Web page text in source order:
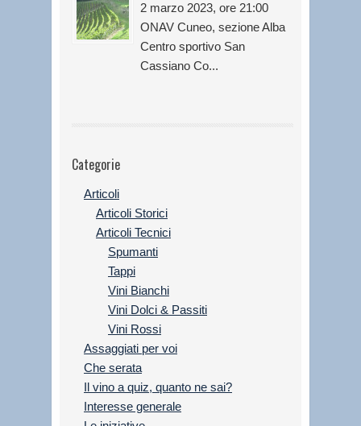
2 marzo 2023, ore 21:00
ONAV Cuneo, sezione Alba
Centro sportivo San
Cassiano Co...
Categorie
Articoli
Articoli Storici
Articoli Tecnici
Spumanti
Tappi
Vini Bianchi
Vini Dolci & Passiti
Vini Rossi
Assaggiati per voi
Che serata
Il vino a quiz, quanto ne sai?
Interesse generale